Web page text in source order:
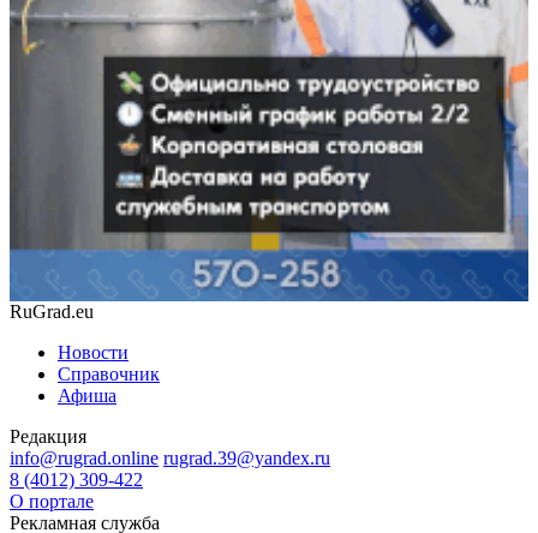
RuGrad.eu
Новости
Справочник
Афиша
Редакция
info@rugrad.online rugrad.39@yandex.ru
8 (4012) 309-422
О портале
Рекламная служба